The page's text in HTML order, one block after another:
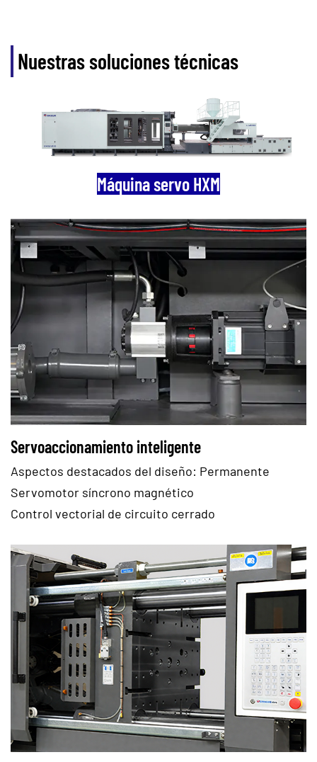
Nuestras soluciones técnicas
Máquina servo HXM
Servoaccionamiento inteligente
Aspectos destacados del diseño: Permanente
Servomotor síncrono magnético
Control vectorial de circuito cerrado